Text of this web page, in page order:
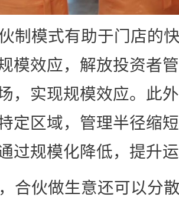
制模式有助于门店的
模效应，解放投资者
，实现规模效应。此
定区域，管理半径缩
过规模化降低，提升
合伙做生意还可以分